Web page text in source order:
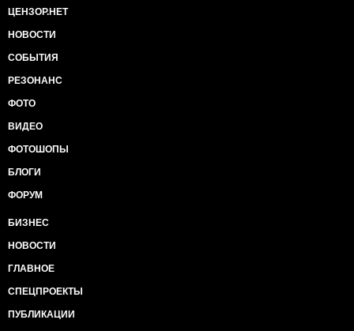
ЦЕНЗОР.НЕТ
НОВОСТИ
СОБЫТИЯ
РЕЗОНАНС
ФОТО
ВИДЕО
ФОТОШОПЫ
БЛОГИ
ФОРУМ
БИЗНЕС
НОВОСТИ
ГЛАВНОЕ
СПЕЦПРОЕКТЫ
ПУБЛИКАЦИИ